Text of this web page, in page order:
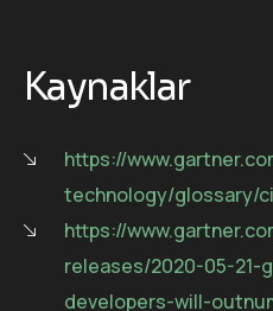
Kaynaklar
https://
technology/glossary/
https://
releases/2020-05-
developers-will-